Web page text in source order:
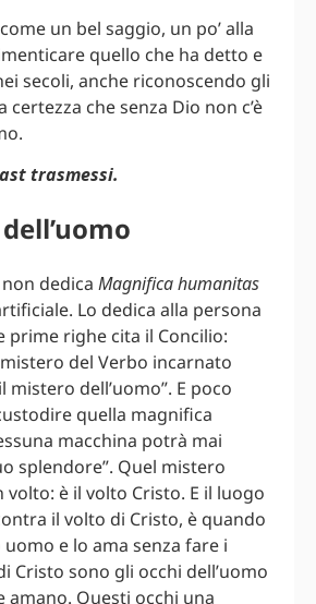
un bel saggio, un po’ alla
quello che ha detto e
secoli, anche riconoscendo gli
certezza che senza Dio non c’è
trasmessi.
non dedica Magnifica humanitas
Lo dedica alla persona
prime righe cita il Concilio:
del Verbo incarnato
mistero dell’uomo”. E poco
quella magnifica
macchina potrà mai
splendore”. Quel mistero
volto: è il volto Cristo. E il luogo
il volto di Cristo, è quando
e lo ama senza fare i
Cristo sono gli occhi dell’uomo
amano. Questi occhi una